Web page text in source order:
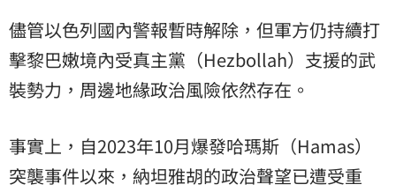
儘管以色列國內警報暫時解除，但軍方仍持續打
擊黎巴嫩境內受真主黨（Hezbollah）支援的武
裝勢力，周邊地緣政治風險依然存在。
事實上，自2023年10月爆發哈瑪斯（Hamas）
突襲事件以來，納坦雅胡的政治聲望已遭受重